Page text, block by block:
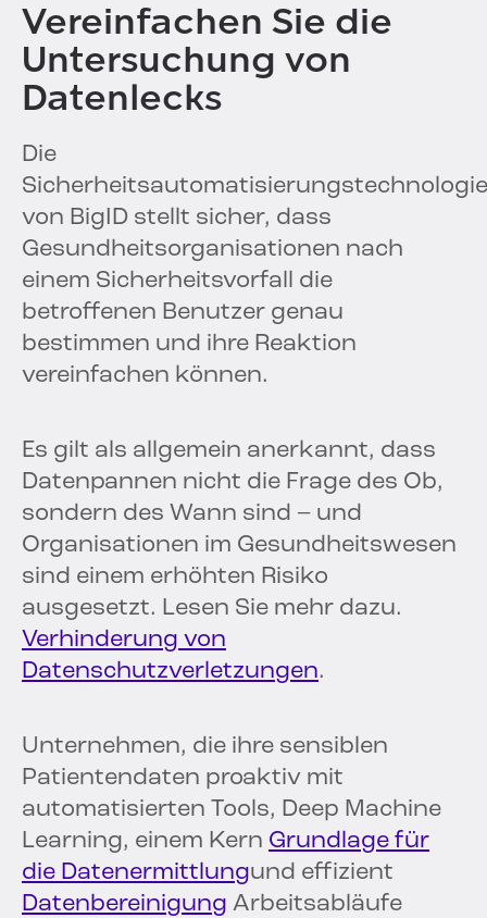
Vereinfachen Sie die
Untersuchung von
Datenlecks
Die
Sicherheitsautomatisierungstechnologie
von BigID stellt sicher, dass
Gesundheitsorganisationen nach
einem Sicherheitsvorfall die
betroffenen Benutzer genau
bestimmen und ihre Reaktion
vereinfachen können.
Es gilt als allgemein anerkannt, dass
Datenpannen nicht die Frage des Ob,
sondern des Wann sind – und
Organisationen im Gesundheitswesen
sind einem erhöhten Risiko
ausgesetzt. Lesen Sie mehr dazu.
Verhinderung von
Datenschutzverletzungen.
Unternehmen, die ihre sensiblen
Patientendaten proaktiv mit
automatisierten Tools, Deep Machine
Learning, einem Kern Grundlage für
die Datenermittlungund effizient
Datenbereinigung Arbeitsabläufe